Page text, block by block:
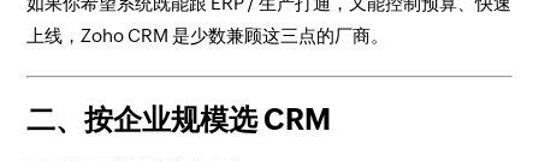
上线，Zoho CRM 是少数兼顾这三点的厂商。
二、按企业规模选 CRM